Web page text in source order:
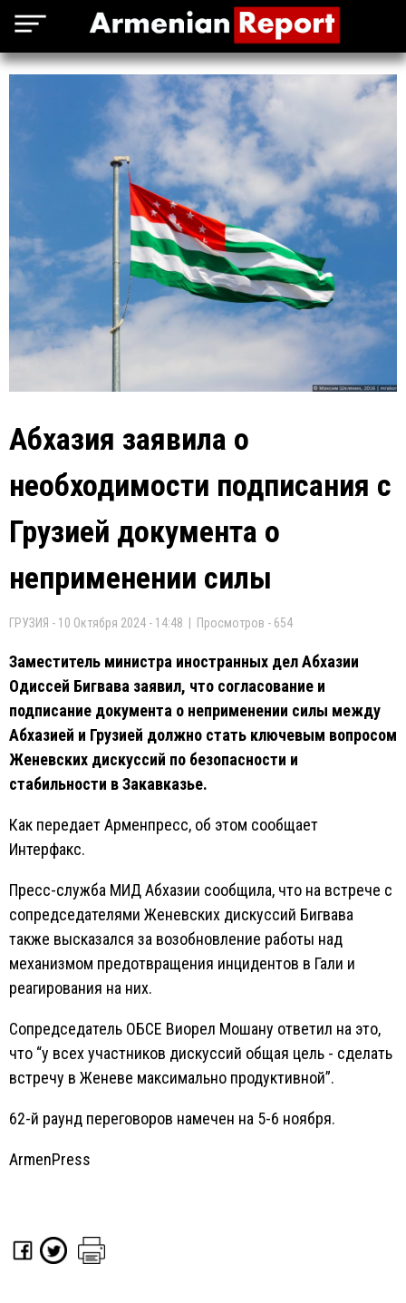
Абхазия заявила о
необходимости подписания с
Грузией документа о
неприменении силы
ГРУЗИЯ - 10 Октября 2024 - 14:48 | Просмотров - 654
Заместитель министра иностранных дел Абхазии
Одиссей Бигвава заявил, что согласование и
подписание документа о неприменении силы между
Абхазией и Грузией должно стать ключевым вопросом
Женевских дискуссий по безопасности и
стабильности в Закавказье.
Как передает Арменпресс, об этом сообщает
Интерфакс.
Пресс-служба МИД Абхазии сообщила, что на встрече с
сопредседателями Женевских дискуссий Бигвава
также высказался за возобновление работы над
механизмом предотвращения инцидентов в Гали и
реагирования на них.
Сопредседатель ОБСЕ Виорел Мошану ответил на это,
что “у всех участников дискуссий общая цель - сделать
встречу в Женеве максимально продуктивной”.
62-й раунд переговоров намечен на 5-6 ноября.
ArmenPress